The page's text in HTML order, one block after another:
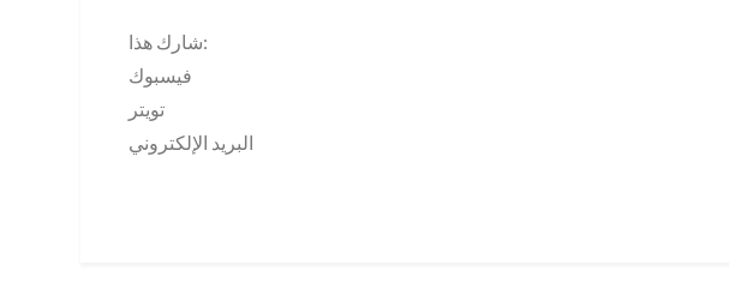
شارك هذا:
فيسبوك
تويتر
البريد الإلكتروني